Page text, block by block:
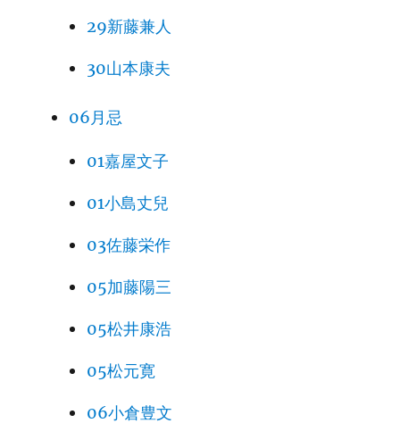
29新藤兼人
30山本康夫
06月忌
01嘉屋文子
01小島丈兒
03佐藤栄作
05加藤陽三
05松井康浩
05松元寛
06小倉豊文